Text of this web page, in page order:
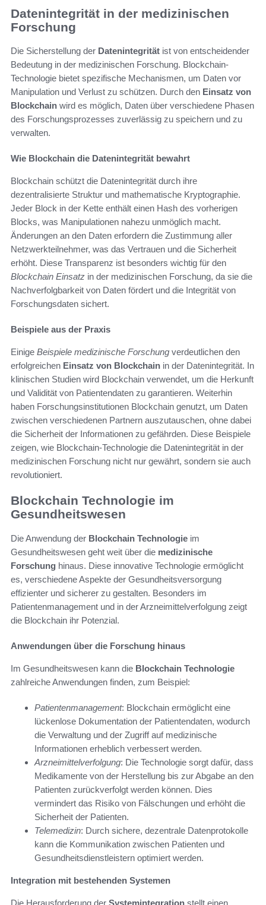
Datenintegrität in der medizinischen
Forschung
Die Sicherstellung der Datenintegrität ist von entscheidender
Bedeutung in der medizinischen Forschung. Blockchain-
Technologie bietet spezifische Mechanismen, um Daten vor
Manipulation und Verlust zu schützen. Durch den Einsatz von
Blockchain wird es möglich, Daten über verschiedene Phasen
des Forschungsprozesses zuverlässig zu speichern und zu
verwalten.
Wie Blockchain die Datenintegrität bewahrt
Blockchain schützt die Datenintegrität durch ihre
dezentralisierte Struktur und mathematische Kryptographie.
Jeder Block in der Kette enthält einen Hash des vorherigen
Blocks, was Manipulationen nahezu unmöglich macht.
Änderungen an den Daten erfordern die Zustimmung aller
Netzwerkteilnehmer, was das Vertrauen und die Sicherheit
erhöht. Diese Transparenz ist besonders wichtig für den
Blockchain Einsatz in der medizinischen Forschung, da sie die
Nachverfolgbarkeit von Daten fördert und die Integrität von
Forschungsdaten sichert.
Beispiele aus der Praxis
Einige Beispiele medizinische Forschung verdeutlichen den
erfolgreichen Einsatz von Blockchain in der Datenintegrität. In
klinischen Studien wird Blockchain verwendet, um die Herkunft
und Validität von Patientendaten zu garantieren. Weiterhin
haben Forschungsinstitutionen Blockchain genutzt, um Daten
zwischen verschiedenen Partnern auszutauschen, ohne dabei
die Sicherheit der Informationen zu gefährden. Diese Beispiele
zeigen, wie Blockchain-Technologie die Datenintegrität in der
medizinischen Forschung nicht nur gewährt, sondern sie auch
revolutioniert.
Blockchain Technologie im
Gesundheitswesen
Die Anwendung der Blockchain Technologie im
Gesundheitswesen geht weit über die medizinische
Forschung hinaus. Diese innovative Technologie ermöglicht
es, verschiedene Aspekte der Gesundheitsversorgung
effizienter und sicherer zu gestalten. Besonders im
Patientenmanagement und in der Arzneimittelverfolgung zeigt
die Blockchain ihr Potenzial.
Anwendungen über die Forschung hinaus
Im Gesundheitswesen kann die Blockchain Technologie
zahlreiche Anwendungen finden, zum Beispiel:
Patientenmanagement: Blockchain ermöglicht eine
lückenlose Dokumentation der Patientendaten, wodurch
die Verwaltung und der Zugriff auf medizinische
Informationen erheblich verbessert werden.
Arzneimittelverfolgung: Die Technologie sorgt dafür, dass
Medikamente von der Herstellung bis zur Abgabe an den
Patienten zurückverfolgt werden können. Dies
vermindert das Risiko von Fälschungen und erhöht die
Sicherheit der Patienten.
Telemedizin: Durch sichere, dezentrale Datenprotokolle
kann die Kommunikation zwischen Patienten und
Gesundheitsdienstleistern optimiert werden.
Integration mit bestehenden Systemen
Die Herausforderung der Systemintegration stellt einen